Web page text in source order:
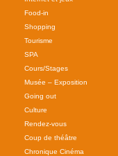
Food-in
Shopping
Tourisme
SPA
Cours/Stages
Musée – Exposition
Going out
Culture
Rendez-vous
Coup de théâtre
Chronique Cinéma